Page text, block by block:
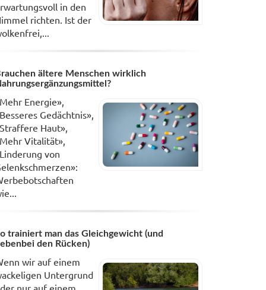
in den
richten. Ist der
ältere Menschen wirklich
Energie»,
Gedächtnis»,
Haut»,
Vitalität»,
von
trainiert man das Gleichgewicht (und
den Rücken)
wir auf einem
Untergrund
nur auf einem